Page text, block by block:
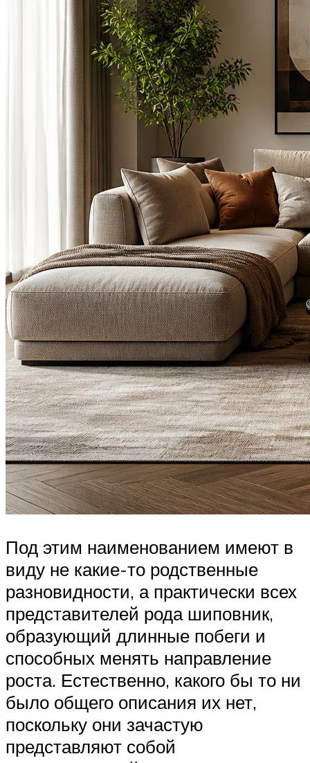
Под этим наименованием имеют в
виду не какие-то родственные
разновидности, а практически всех
представителей рода шиповник,
образующий длинные побеги и
способных менять направление
роста. Естественно, какого бы то ни
было общего описания их нет,
поскольку они зачастую
представляют собой